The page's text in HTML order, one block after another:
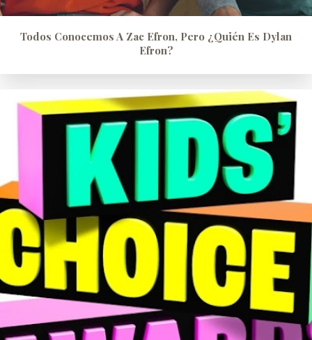
Todos Conocemos A Zac Efron, Pero ¿quién Es Dylan
Efron?